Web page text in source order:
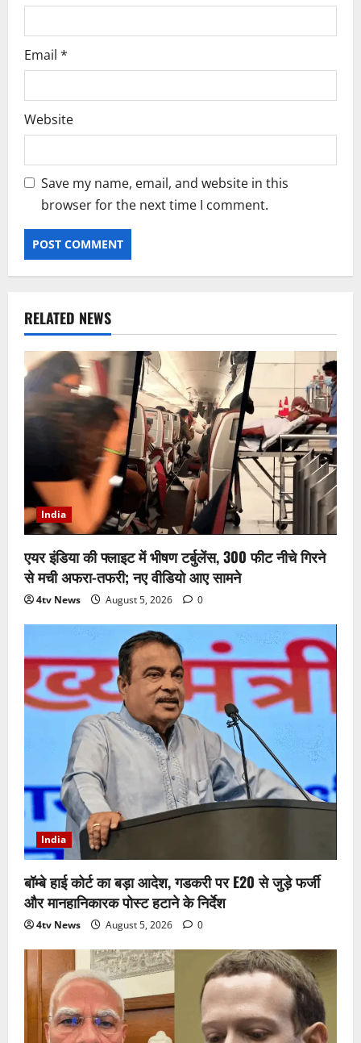
Email *
Website
Save my name, email, and website in this
browser for the next time I comment.
RELATED NEWS
India
एयर इंडिया की फ्लाइट में भीषण टर्बुलेंस, 300 फीट नीचे गिरने
से मची अफरा-तफरी; नए वीडियो आए सामने
4tv News August 5, 2026 0
India
बॉम्बे हाई कोर्ट का बड़ा आदेश, गडकरी पर E20 से जुड़े फर्जी
और मानहानिकारक पोस्ट हटाने के निर्देश
4tv News August 5, 2026 0